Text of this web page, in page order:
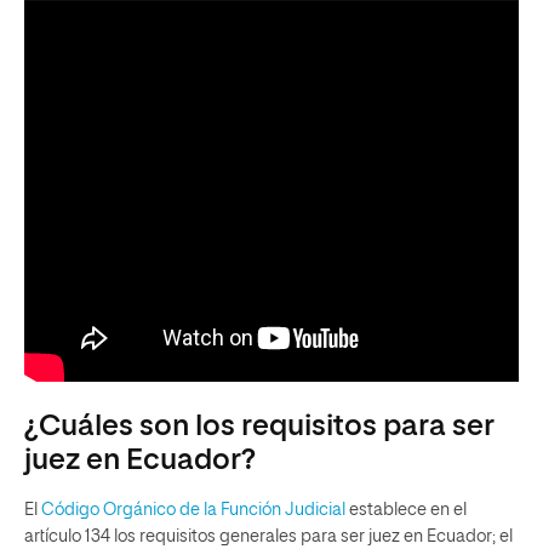
¿Cuáles son los requisitos para ser
juez en Ecuador?
El Código Orgánico de la Función Judicial establece en el
artículo 134 los requisitos generales para ser juez en Ecuador; el